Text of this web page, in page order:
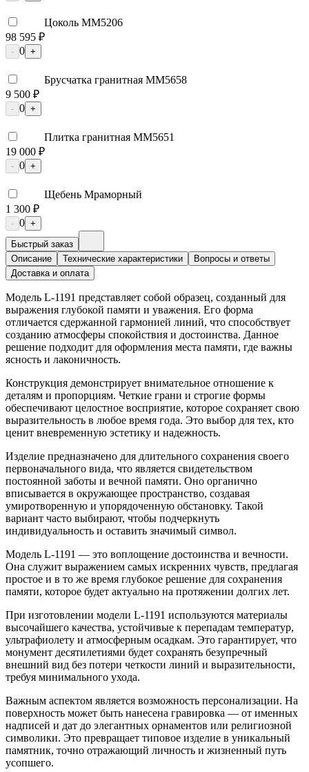
Цоколь ММ5206
98 595 ₽
- 0 +
Брусчатка гранитная ММ5658
9 500 ₽
- 0 +
Плитка гранитная ММ5651
19 000 ₽
- 0 +
Щебень Мраморный
1 300 ₽
- 0 +
Быстрый заказ
Описание
Технические характеристики
Вопросы и ответы
Доставка и оплата
Модель L-1191 представляет собой образец, созданный для
выражения глубокой памяти и уважения. Его форма
отличается сдержанной гармонией линий, что способствует
созданию атмосферы спокойствия и достоинства. Данное
решение подходит для оформления места памяти, где важны
ясность и лаконичность.
Конструкция демонстрирует внимательное отношение к
деталям и пропорциям. Четкие грани и строгие формы
обеспечивают целостное восприятие, которое сохраняет свою
выразительность в любое время года. Это выбор для тех, кто
ценит вневременную эстетику и надежность.
Изделие предназначено для длительного сохранения своего
первоначального вида, что является свидетельством
постоянной заботы и вечной памяти. Оно органично
вписывается в окружающее пространство, создавая
умиротворенную и упорядоченную обстановку. Такой
вариант часто выбирают, чтобы подчеркнуть
индивидуальность и оставить значимый символ.
Модель L-1191 — это воплощение достоинства и вечности.
Она служит выражением самых искренних чувств, предлагая
простое и в то же время глубокое решение для сохранения
памяти, которое будет актуально на протяжении долгих лет.
При изготовлении модели L-1191 используются материалы
высочайшего качества, устойчивые к перепадам температур,
ультрафиолету и атмосферным осадкам. Это гарантирует, что
монумент десятилетиями будет сохранять безупречный
внешний вид без потери четкости линий и выразительности,
требуя минимального ухода.
Важным аспектом является возможность персонализации. На
поверхность может быть нанесена гравировка — от именных
надписей и дат до элегантных орнаментов или религиозной
символики. Это превращает типовое изделие в уникальный
памятник, точно отражающий личность и жизненный путь
усопшего.